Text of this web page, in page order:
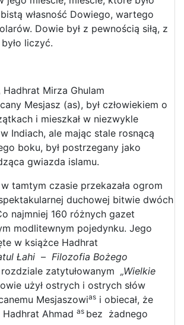
własność Dowiego, wartego
Dowie był z pewnością siłą, z
liczyć.
Mirza Ghulam
Mesjasz (as), był człowiekiem o
i mieszkał w niezwykle
Indiach, ale mając stale rosnącą
boku, był postrzegany jako
gwiazda islamu.
tamtym czasie przekazała ogrom
duchowej bitwie dwóch
najmniej 160 różnych gazet
modlitewnym pojedynku. Jego
w książce Hadhrat
Łahi – Filozofia Bożego
zatytułowanym „Wielkie
użył ostrych i ostrych słów
Mesjaszowias i obiecał, że
Ahmad as bez żadnego